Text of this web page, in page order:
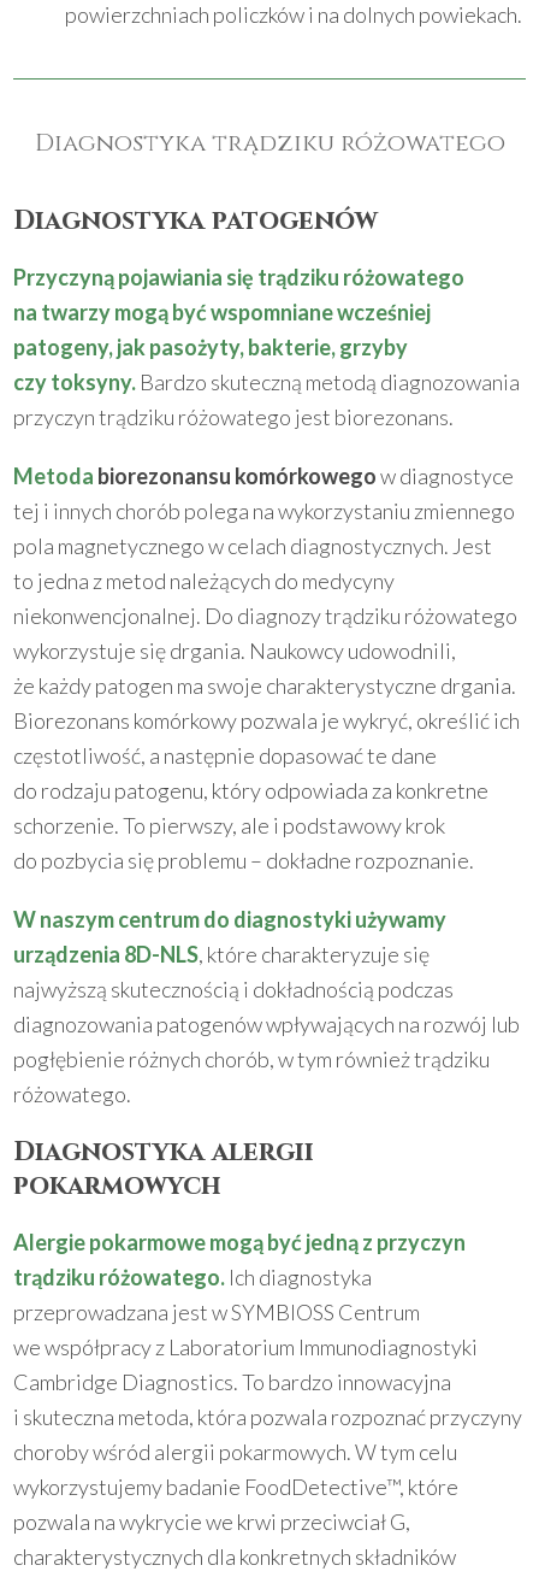
powierzchniach policzków i na dolnych powiekach.
Diagnostyka trądziku różowatego
Diagnostyka patogenów
Przyczyną pojawiania się trądziku różowatego
na twarzy mogą być wspomniane wcześniej
patogeny, jak pasożyty, bakterie, grzyby
czy toksyny. Bardzo skuteczną metodą diagnozowania
przyczyn trądziku różowatego jest biorezonans.
Metoda biorezonansu komórkowegow diagnostyce
tej i innych chorób polega na wykorzystaniu zmiennego
pola magnetycznego w celach diagnostycznych. Jest
to jedna z metod należących do medycyny
niekonwencjonalnej. Do diagnozy trądziku różowatego
wykorzystuje się drgania. Naukowcy udowodnili,
że każdy patogen ma swoje charakterystyczne drgania.
Biorezonans komórkowy pozwala je wykryć, określić ich
częstotliwość, a następnie dopasować te dane
do rodzaju patogenu, który odpowiada za konkretne
schorzenie. To pierwszy, ale i podstawowy krok
do pozbycia się problemu – dokładne rozpoznanie.
W naszym centrum do diagnostyki używamy
urządzenia 8D-NLS, które charakteryzuje się
najwyższą skutecznością i dokładnością podczas
diagnozowania patogenów wpływających na rozwój lub
pogłębienie różnych chorób, w tym również trądziku
różowatego.
Diagnostyka alergii
pokarmowych
Alergie pokarmowe mogą być jedną z przyczyn
trądziku różowatego. Ich diagnostyka
przeprowadzana jest w SYMBIOSS Centrum
we współpracy z Laboratorium Immunodiagnostyki
Cambridge Diagnostics. To bardzo innowacyjna
i skuteczna metoda, która pozwala rozpoznać przyczyny
choroby wśród alergii pokarmowych. W tym celu
wykorzystujemy badanie FoodDetective™, które
pozwala na wykrycie we krwi przeciwciał G,
charakterystycznych dla konkretnych składników